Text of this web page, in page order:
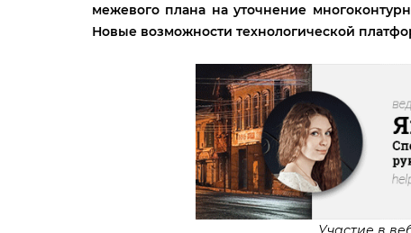
межевого плана на уточнение
Новые возможности технологической